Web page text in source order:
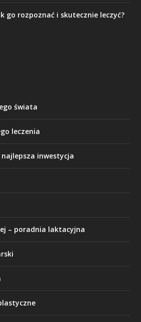
go rozpoznać i skutecznie leczyć?
świata
leczenia
inwestycja
– poradnia laktacyjna